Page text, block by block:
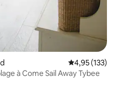
Évaluation
4,95 (133)
à Come Sail Away Tybee